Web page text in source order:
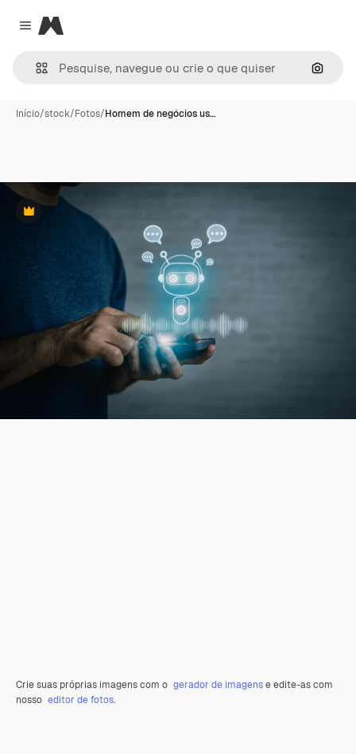
Close menu
Magnific
Início/stock/Fotos/Homem de negócios us…
Premium
Crie suas próprias imagens com o gerador de imagense edite-as com
nosso editor de fotos.